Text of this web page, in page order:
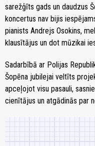
sarežģīts gads un daudzus
koncertus nav bijis
pianists Andrejs Osokins,
klausītājus un dot mūzikai
Sadarbībā ar Polijas
Šopēna jubilejai veltīts
apceļojot visu pasauli,
cienītājus un atgādinās par